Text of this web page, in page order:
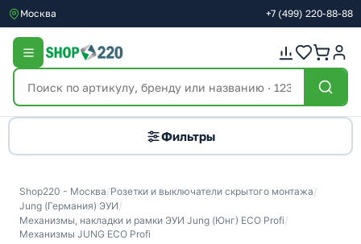
Москва +7 (499) 220-88-88
Фильтры
Shop220 - Москва/Розетки и выключатели скрытого монтажа/
Jung (Германия) ЭУИ/
Механизмы, накладки и рамки ЭУИ Jung (Юнг) ECO Profi/
Механизмы JUNG ECO Profi